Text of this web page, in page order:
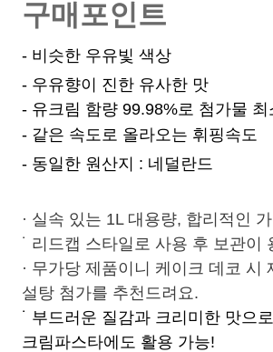
구매포인트
- 비슷한 우유빛 색상
- 우유향이 진한 유사한 맛
- 유크림 함량 99.98%로 첨가물 최
- 같은 속도로 올라오는 휘핑속도
- 동일한 원산지 : 네덜란드
· 실속 있는 1L 대용량, 합리적인
˙ 리드캡 스타일로 사용 후 보관이
· 무가당 제품이니 케이크 데코 시
설탕 첨가를 추천드려요.
˙ 부드러운 질감과 크리미한 맛으
크림파스타에도 활용 가능!